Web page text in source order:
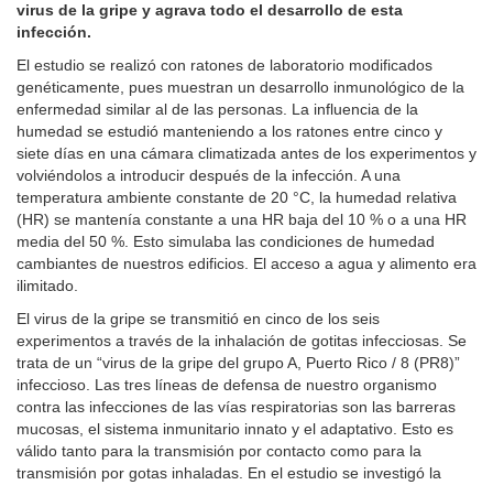
virus de la gripe y agrava todo el desarrollo de esta
infección.
El estudio se realizó con ratones de laboratorio modificados
genéticamente, pues muestran un desarrollo inmunológico de la
enfermedad similar al de las personas. La influencia de la
humedad se estudió manteniendo a los ratones entre cinco y
siete días en una cámara climatizada antes de los experimentos y
volviéndolos a introducir después de la infección. A una
temperatura ambiente constante de 20 °C, la humedad relativa
(HR) se mantenía constante a una HR baja del 10 % o a una HR
media del 50 %. Esto simulaba las condiciones de humedad
cambiantes de nuestros edificios. El acceso a agua y alimento era
ilimitado.
El virus de la gripe se transmitió en cinco de los seis
experimentos a través de la inhalación de gotitas infecciosas. Se
trata de un “virus de la gripe del grupo A, Puerto Rico / 8 (PR8)”
infeccioso. Las tres líneas de defensa de nuestro organismo
contra las infecciones de las vías respiratorias son las barreras
mucosas, el sistema inmunitario innato y el adaptativo. Esto es
válido tanto para la transmisión por contacto como para la
transmisión por gotas inhaladas. En el estudio se investigó la